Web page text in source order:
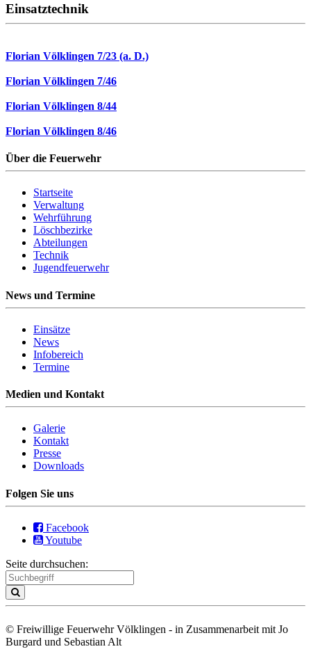
Einsatztechnik
Florian Völklingen 7/23 (a. D.)
Florian Völklingen 7/46
Florian Völklingen 8/44
Florian Völklingen 8/46
Über die Feuerwehr
Startseite
Verwaltung
Wehrführung
Löschbezirke
Abteilungen
Technik
Jugendfeuerwehr
News und Termine
Einsätze
News
Infobereich
Termine
Medien und Kontakt
Galerie
Kontakt
Presse
Downloads
Folgen Sie uns
Facebook
Youtube
Seite durchsuchen:
© Freiwillige Feuerwehr Völklingen - in Zusammenarbeit mit Jo
Burgard und Sebastian Alt